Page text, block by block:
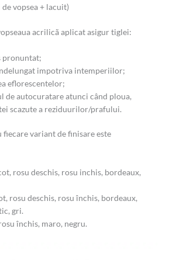
vopsea + lacuit)
acrilicã aplicat asigur tiglei:
pronuntat;
impotriva intemperiilor;
eflorescentelor;
de autocuratare atunci când ploua,
scazute a reziduurilor/prafului.
variant de finisare este
rosu deschis, rosu inchis, bordeaux,
rosu deschis, rosu închis, bordeaux,
gri.
închis, maro, negru.